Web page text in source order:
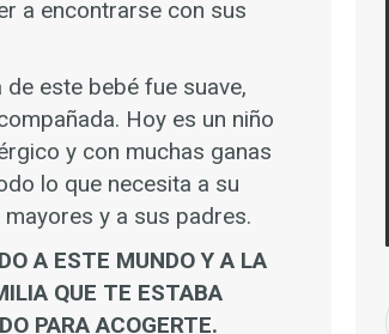
a encontrarse con sus
de este bebé fue suave,
Hoy es un niño
y con muchas ganas
lo que necesita a su
y a sus padres.
A ESTE MUNDO Y A LA
QUE TE ESTABA
PARA ACOGERTE.